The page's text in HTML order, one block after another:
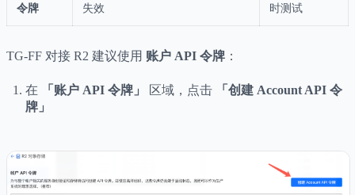
令牌
失效
时测试
TG-FF 对接 R2 建议使用 账户 API 令牌 ：
在 「账户 API 令牌」 区域，点击
「创建 Account API 令
牌」